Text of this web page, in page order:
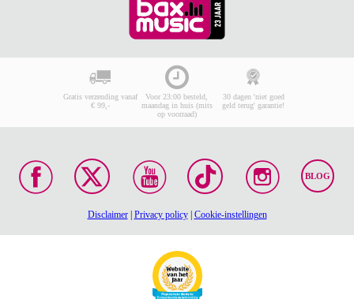
Gratis verzending vanaf
€ 99,-
Voor 23:00 besteld,
maandag in huis (mits
op voorraad)
30 dagen 'niet goed
geld terug' garantie!
BLOG
Disclaimer| Privacy policy| Cookie-instellingen